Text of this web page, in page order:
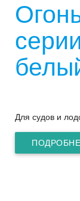
Для судов и